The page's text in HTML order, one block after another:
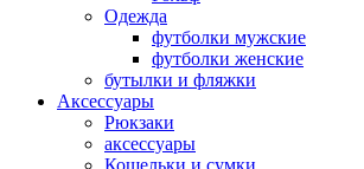
Одежда
футболки мужские
футболки женские
бутылки и фляжки
Аксессуары
Рюкзаки
аксессуары
Кошельки и сумки